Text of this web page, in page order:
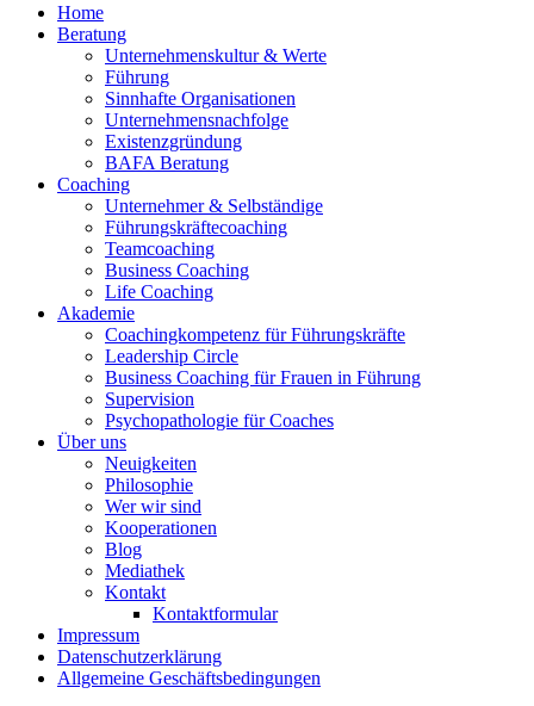
Home
Beratung
Unternehmenskultur & Werte
Führung
Sinn­hafte Organisa­tionen
Unternehmensnachfolge
Existenzgründung
BAFA Beratung
Coaching
Unternehmer & Selbständige
Führungskräfte­coaching
Teamcoaching
Business Coaching
Life Coaching
Akademie
Coaching­kompetenz für Führungs­kräfte
Leadership Circle
Business Coaching für Frauen in Führung
Supervision
Psychopathologie für Coaches
Über uns
Neuigkeiten
Philosophie
Wer wir sind
Kooperationen
Blog
Mediathek
Kontakt
Kontaktformular
Impressum
Datenschutzerklärung
Allgemeine Geschäftsbedingungen